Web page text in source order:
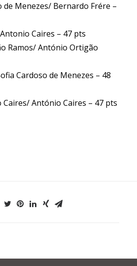
de Menezes/ Bernardo Frére –
Caires – 47 pts
Ramos/ António Ortigão
Cardoso de Menezes – 48
Caires/ António Caires – 47 pts